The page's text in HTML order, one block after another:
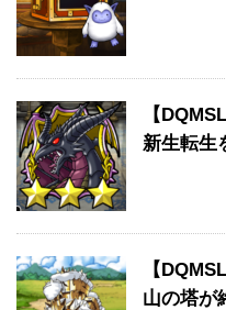
【
新生転生
【
山の塔が